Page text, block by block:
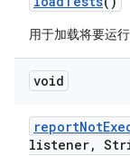
用于加载将要运
void
reportNot
listener,